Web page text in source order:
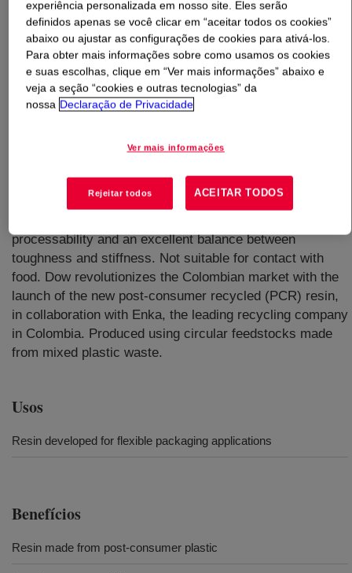
O que éPCR PEAD 94020 Resina de Polietileno
Experimental?
High density polyethylene resin specifically designed for
flexible packaging applications. This resin is created
processability and an excellent balance between
toughness and stiffness. Not suitable for contact with
food. Dow revolutionizes the Colombian market with the
launch of the new post-consumer recycled (PCR) resin,
in collaboration with Enka, the leading recycling company
in Colombia. Produced using circular feedstocks made
from mixed plastic waste.
Usos
Resin developed for flexible packaging applications
Benefícios
Resin made from post-consumer plastic
experiência personalizada em nosso site. Eles serão
definidos apenas se você clicar em “aceitar todos os cookies”
abaixo ou ajustar as configurações de cookies para ativá-los.
Para obter mais informações sobre como usamos os cookies
e suas escolhas, clique em “Ver mais informações” abaixo e
veja a seção “cookies e outras tecnologias” da
nossa Declaração de Privacidade
Ver mais informações
Rejeitar todos ACEITAR TODOS